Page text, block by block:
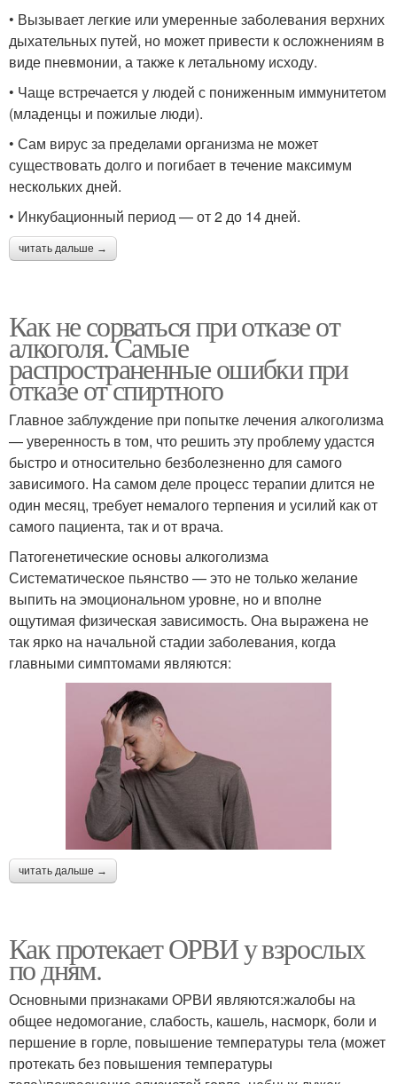
• Вызывает легкие или умеренные заболевания верхних
дыхательных путей, но может привести к осложнениям в
виде пневмонии, а также к летальному исходу.
• Чаще встречается у людей с пониженным иммунитетом
(младенцы и пожилые люди).
• Сам вирус за пределами организма не может
существовать долго и погибает в течение максимум
нескольких дней.
• Инкубационный период — от 2 до 14 дней.
читать дальше →
Как не сорваться при отказе от
алкоголя. Самые
распространенные ошибки при
отказе от спиртного
Главное заблуждение при попытке лечения алкоголизма
— уверенность в том, что решить эту проблему удастся
быстро и относительно безболезненно для самого
зависимого. На самом деле процесс терапии длится не
один месяц, требует немалого терпения и усилий как от
самого пациента, так и от врача.
Патогенетические основы алкоголизма
Систематическое пьянство — это не только желание
выпить на эмоциональном уровне, но и вполне
ощутимая физическая зависимость. Она выражена не
так ярко на начальной стадии заболевания, когда
главными симптомами являются:
читать дальше →
Как протекает ОРВИ у взрослых
по дням.
Основными признаками ОРВИ являются:жалобы на
общее недомогание, слабость, кашель, насморк, боли и
першение в горле, повышение температуры тела (может
протекать без повышения температуры